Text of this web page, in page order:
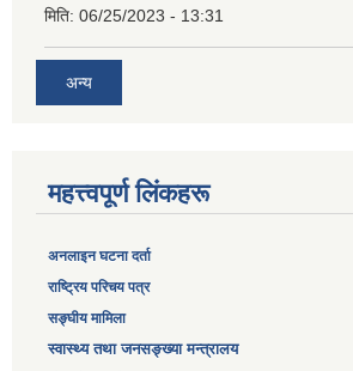
मिति: 06/25/2023 - 13:31
अन्य
महत्त्वपूर्ण लिंकहरू
अनलाइन घटना दर्ता
‎राष्ट्रिय परिचय पत्र
सङ्‍घीय मामिला
स्वास्थ्य तथा जनसङ्ख्या मन्त्रालय